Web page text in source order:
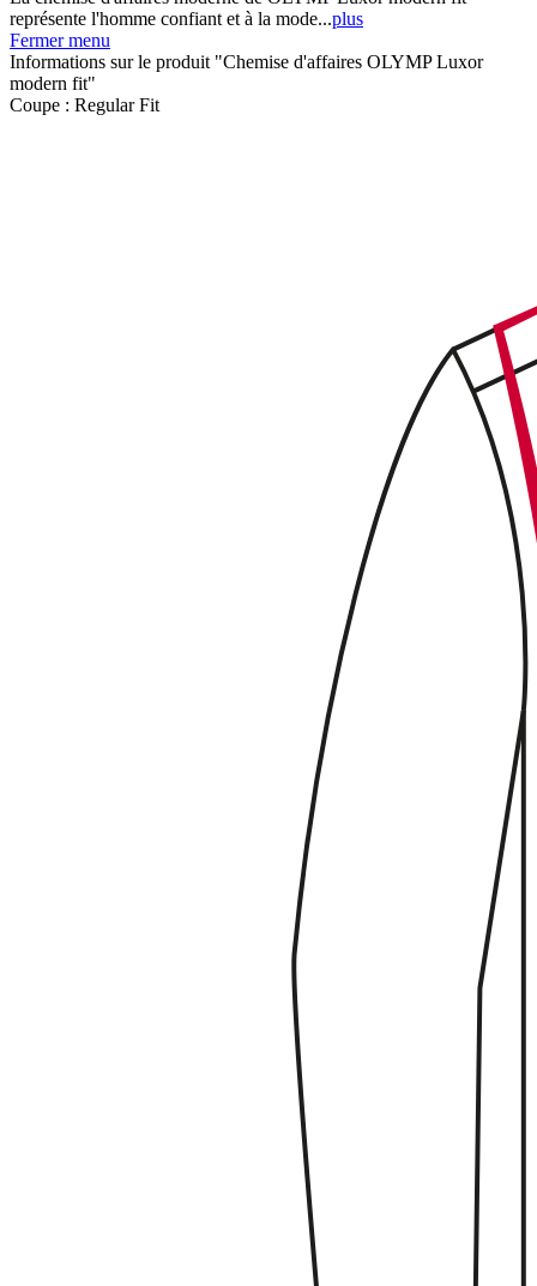
représente l'homme confiant et à la mode...plus
Fermer menu
Informations sur le produit "Chemise d'affaires OLYMP Luxor
modern fit"
Coupe : Regular Fit